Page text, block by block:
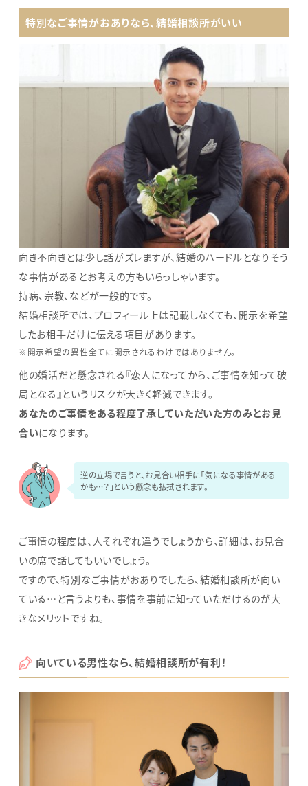
特別なご事情がおありなら、結婚相談所がいい
向き不向きとは少し話がズレますが、結婚のハードルとなりそう
な事情があるとお考えの方もいらっしゃいます。
持病、宗教、などが一般的です。
結婚相談所では、プロフィール上は記載しなくても、開示を希望
したお相手だけに伝える項目があります。
※開示希望の異性全てに開示されるわけではありません。
他の婚活だと懸念される『恋人になってから、ご事情を知って破
局となる』というリスクが大きく軽減できます。
あなたのご事情をある程度了承していただいた方のみとお見
合いになります。
逆の立場で言うと、お見合い相手に「気になる事情がある
かも…？」という懸念も払拭されます。
ご事情の程度は、人それぞれ違うでしょうから、詳細は、お見合
いの席で話してもいいでしょう。
ですので、特別なご事情がおありでしたら、結婚相談所が向い
ている…と言うよりも、事情を事前に知っていただけるのが大
きなメリットですね。
向いている男性なら、結婚相談所が有利！